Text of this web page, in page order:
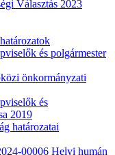
Választás 2023
és polgármester
önkormányzati
és
2019
határozatai
00006 Helyi humán